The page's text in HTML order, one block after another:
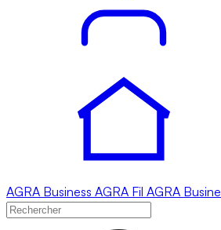
AGRA Business AGRA Fil AGRA